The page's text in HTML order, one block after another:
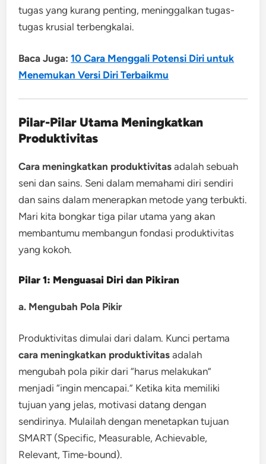
tugas yang kurang penting, meninggalkan tugas-
tugas krusial terbengkalai.
Baca Juga:10 Cara Menggali Potensi Diri untuk
Menemukan Versi Diri Terbaikmu
Pilar-Pilar Utama Meningkatkan
Produktivitas
Cara meningkatkan produktivitas adalah sebuah
seni dan sains. Seni dalam memahami diri sendiri
dan sains dalam menerapkan metode yang terbukti.
Mari kita bongkar tiga pilar utama yang akan
membantumu membangun fondasi produktivitas
yang kokoh.
Pilar 1: Menguasai Diri dan Pikiran
a. Mengubah Pola Pikir
Produktivitas dimulai dari dalam. Kunci pertama
cara meningkatkan produktivitas adalah
mengubah pola pikir dari “harus melakukan”
menjadi “ingin mencapai.” Ketika kita memiliki
tujuan yang jelas, motivasi datang dengan
sendirinya. Mulailah dengan menetapkan tujuan
SMART (Specific, Measurable, Achievable,
Relevant, Time-bound).